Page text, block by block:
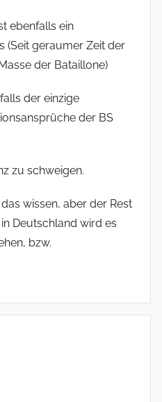
ebenfalls ein
(Seit geraumer Zeit der
der Bataillone)
der einzige
der BS
zu schweigen.
wissen, aber der Rest
Deutschland wird es
bzw.